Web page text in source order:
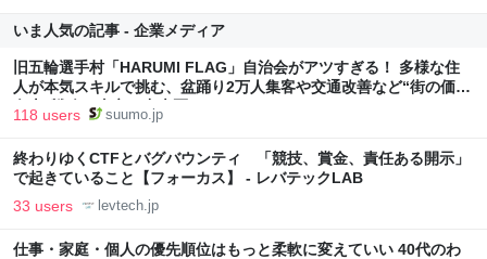
いま人気の記事 - 企業メディア
旧五輪選手村「HARUMI FLAG」自治会がアツすぎる！ 多様な住
人が本気スキルで挑む、盆踊り2万人集客や交通改善など“街の価値
向上”戦略 東京・中央区
118 users suumo.jp
終わりゆくCTFとバグバウンティ 「競技、賞金、責任ある開示」
で起きていること【フォーカス】 - レバテックLAB
33 users levtech.jp
仕事・家庭・個人の優先順位はもっと柔軟に変えていい 40代のわ